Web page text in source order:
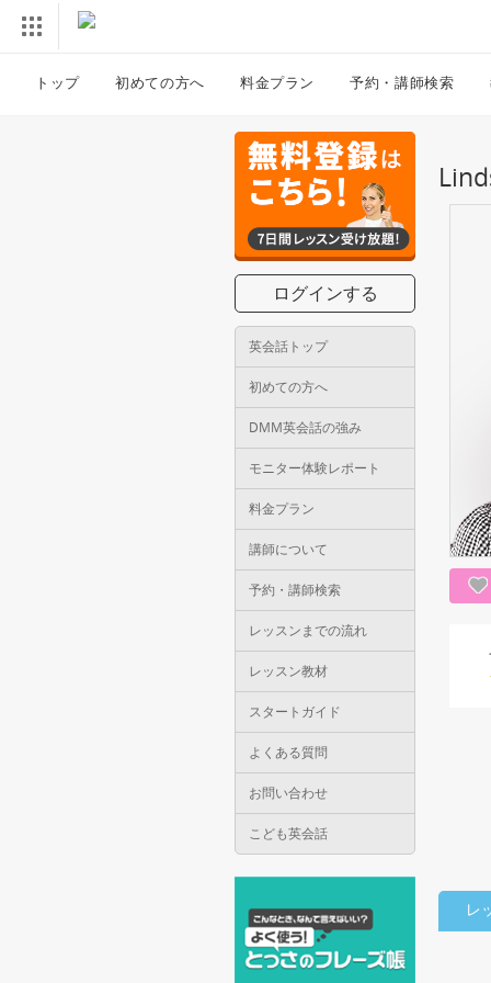
トップ 初めての方へ 料金プラン 予約・講師検索
ログインする
英会話トップ
初めての方へ
DMM英会話の強み
モニター体験レポート
料金プラン
講師について
予約・講師検索
レッスンまでの流れ
レッスン教材
スタートガイド
よくある質問
お問い合わせ
こども英会話
レ